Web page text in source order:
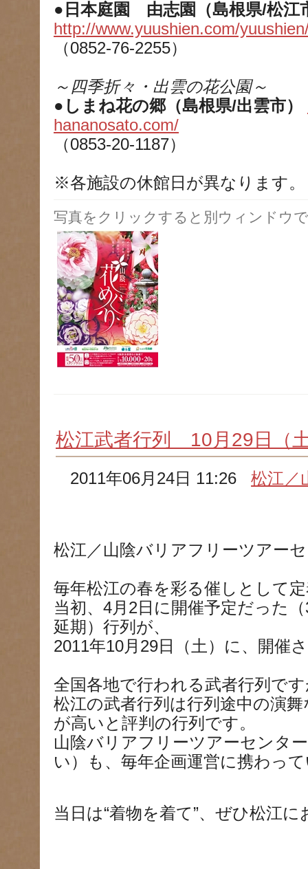
●日本庭園 由志園（島根県/松江
http://www.yuushien.com/
（0852-76-2255）
～四季折々・出雲の花公園～
●しまね花の郷（島根県/出雲市）
hananosato.com/
（0853-20-1187）
※各施設の休館日が異なります。
写真をクリックすると別ウィンドウ
松江武者行列 10月29日（
2011年06月24日 11:26松江／
松江／山陰バリアフリーツアー
毎年松江の春を彩る催しとして
当初、4月2日に開催予定だった
延期）行列が、
2011年10月29日（土）に、開催
全国各地で行われる武者行列で
松江の武者行列は行列途中の演
が高いと評判の行列です。
山陰バリアフリーツアーセンタ
い）も、毎年企画運営に携わっ
当日は“着物を着て”、ぜひ松江